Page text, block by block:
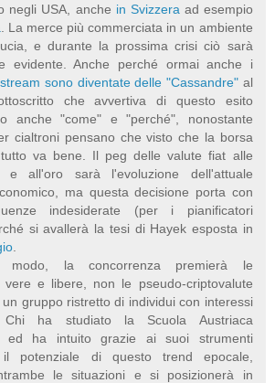
negli USA, anche in Svizzera ad esempio
. La merce più commerciata in un ambiente
e durante la prossima crisi ciò sarà
evidente. Anche perché ormai anche i
sono diventate delle "Cassandre"al
che avvertiva di questo esito
anche "come" e "perché", nonostante
cialtroni pensano che visto che la borsa
va bene. Il peg delle valute fiat alle
e all'oro sarà l'evoluzione dell'attuale
ma questa decisione porta con
indesiderate (per i pianificatori
si avallerà la tesi di Hayek esposta in
modo, la concorrenza premierà le
vere e libere, non le pseudo-criptovalute
gruppo ristretto di individui con interessi
Chi ha studiato la Scuola Austriaca
ed ha intuito grazie ai suoi strumenti
il potenziale di questo trend epocale,
le situazioni e si posizionerà in